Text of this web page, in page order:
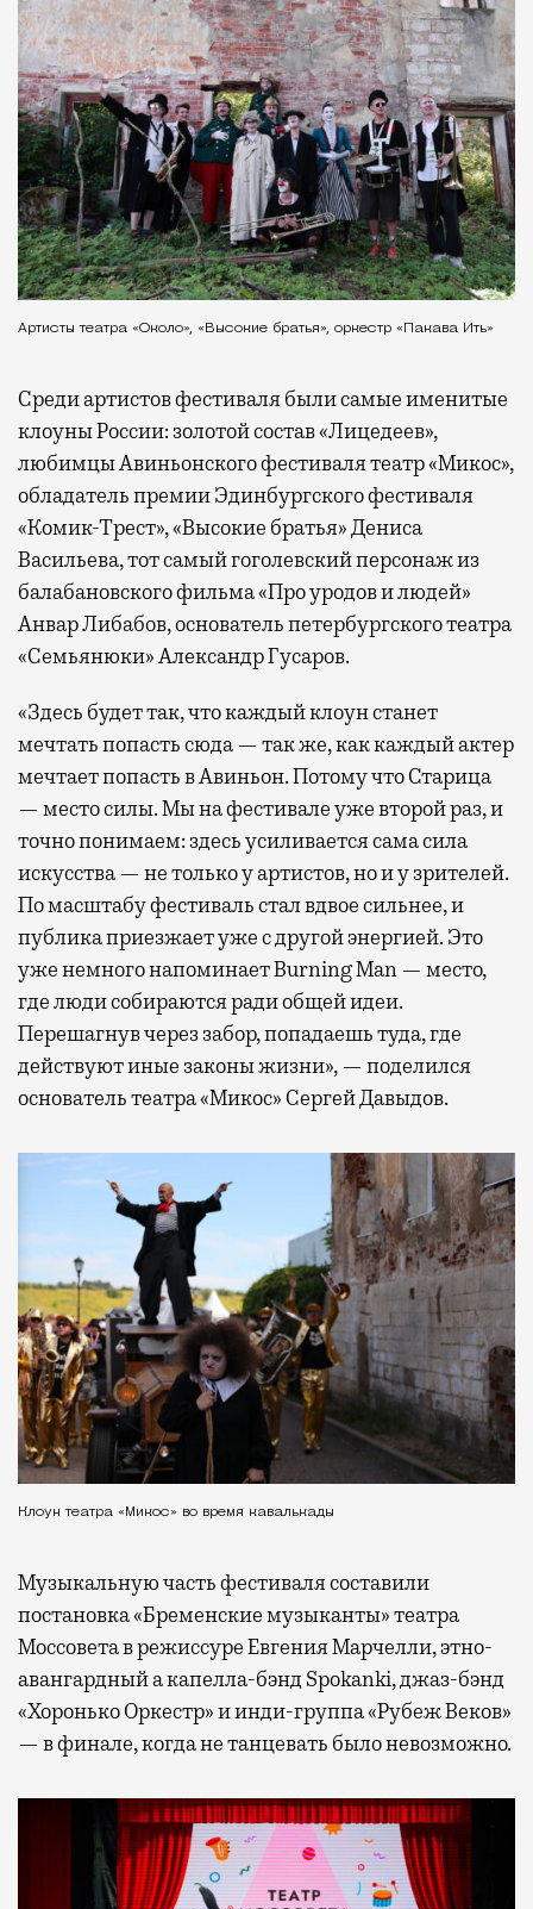
Артисты театра «Около», «Высокие братья», оркестр «Пакава Ить»
Среди артистов фестиваля были самые именитые
клоуны России: золотой состав «Лицедеев»,
любимцы Авиньонского фестиваля театр «Микос»,
обладатель премии Эдинбургского фестиваля
«Комик-Трест», «Высокие братья» Дениса
Васильева, тот самый гоголевский персонаж из
балабановского фильма «Про уродов и людей»
Анвар Либабов, основатель петербургского театра
«Семьянюки» Александр Гусаров.
«Здесь будет так, что каждый клоун станет
мечтать попасть сюда — так же, как каждый актер
мечтает попасть в Авиньон. Потому что Старица
— место силы. Мы на фестивале уже второй раз, и
точно понимаем: здесь усиливается сама сила
искусства — не только у артистов, но и у зрителей.
По масштабу фестиваль стал вдвое сильнее, и
публика приезжает уже с другой энергией. Это
уже немного напоминает Burning Man — место,
где люди собираются ради общей идеи.
Перешагнув через забор, попадаешь туда, где
действуют иные законы жизни», — поделился
основатель театра «Микос» Сергей Давыдов.
Клоун театра «Микос» во время кавалькады
Музыкальную часть фестиваля составили
постановка «Бременские музыканты» театра
Моссовета в режиссуре Евгения Марчелли, этно-
авангардный а капелла-бэнд Spokanki, джаз-бэнд
«Хоронько Оркестр» и инди-группа «Рубеж Веков»
— в финале, когда не танцевать было невозможно.